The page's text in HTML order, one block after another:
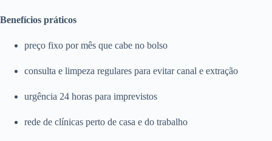
Benefícios práticos
preço fixo por mês que cabe no bolso
consulta e limpeza regulares para evitar canal e extração
urgência 24 horas para imprevistos
rede de clínicas perto de casa e do trabalho